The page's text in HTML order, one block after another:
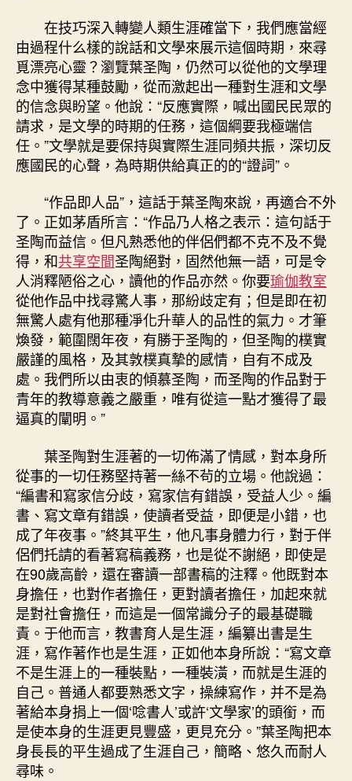
在技巧深入轉變人類生涯確當下，我們應當經
由過程什么樣的說話和文學來展示這個時期，來尋
覓漂亮心靈？瀏覽葉圣陶，仍然可以從他的文學理
念中獲得某種鼓勵，從而激起出一種對生涯和文學
的信念與盼望。他說：“反應實際，喊出國民民眾的
請求，是文學的時期的任務，這個綱要我極端信
任。”文學就是要保持與實際生涯同頻共振，深切反
應國民的心聲，為時期供給真正的的“證詞”。
“作品即人品”，這話于葉圣陶來說，再適合不外
了。正如茅盾所言：“作品乃人格之表示：這句話于
圣陶而益信。但凡熟悉他的伴侶們都不克不及不覺
得，和共享空間圣陶絕對，固然他無一語，可是令
人消釋陋俗之心，讀他的作品亦然。你要瑜伽教室
從他作品中找尋驚人事，那紛歧定有；但是即在初
無驚人處有他那種凈化升華人的品性的氣力。才筆
煥發，範圍闊年夜，有勝于圣陶的，但圣陶的樸實
嚴謹的風格，及其敦樸真摯的感情，自有不成及
處。我們所以由衷的傾慕圣陶，而圣陶的作品對于
青年的教導意義之嚴重，唯有從這一點才獲得了最
逼真的闡明。”
葉圣陶對生涯著的一切佈滿了情感，對本身所
從事的一切任務堅持著一絲不茍的立場。他說過：
“編書和寫家信分歧，寫家信有錯誤，受益人少。編
書、寫文章有錯誤，使讀者受益，即便是小錯，也
成了年夜事。”終其平生，他凡事身體力行，對于伴
侶們托請的看著寫稿義務，也是從不謝絕，即使是
在90歲高齡，還在審讀一部書稿的注釋。他既對本
身擔任，也對作者擔任，更對讀者擔任，加起來就
是對社會擔任，而這是一個常識分子的最基礎職
責。于他而言，教書育人是生涯，編纂出書是生
涯，寫作著作也是生涯，正如他本身所說：“寫文章
不是生涯上的一種裝點，一種裝潢，而就是生涯的
自己。普通人都要熟悉文字，操練寫作，并不是為
著給本身捐上一個‘唸書人’或許‘文學家’的頭銜，而
是使本身的生涯更見豐盛，更見充分。”葉圣陶把本
身長長的平生過成了生涯自己，簡略、悠久而耐人
尋味。